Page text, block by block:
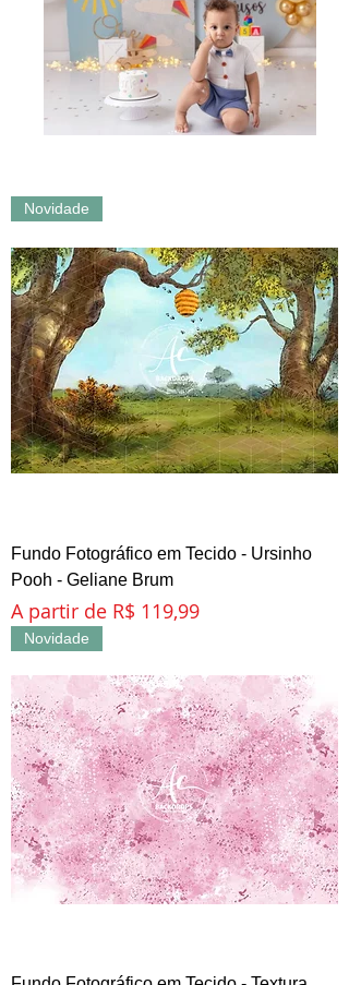
Novidade
Fundo Fotográfico em Tecido - Ursinho
Pooh - Geliane Brum
A partir de R$ 119,99
Preço promocional
Novidade